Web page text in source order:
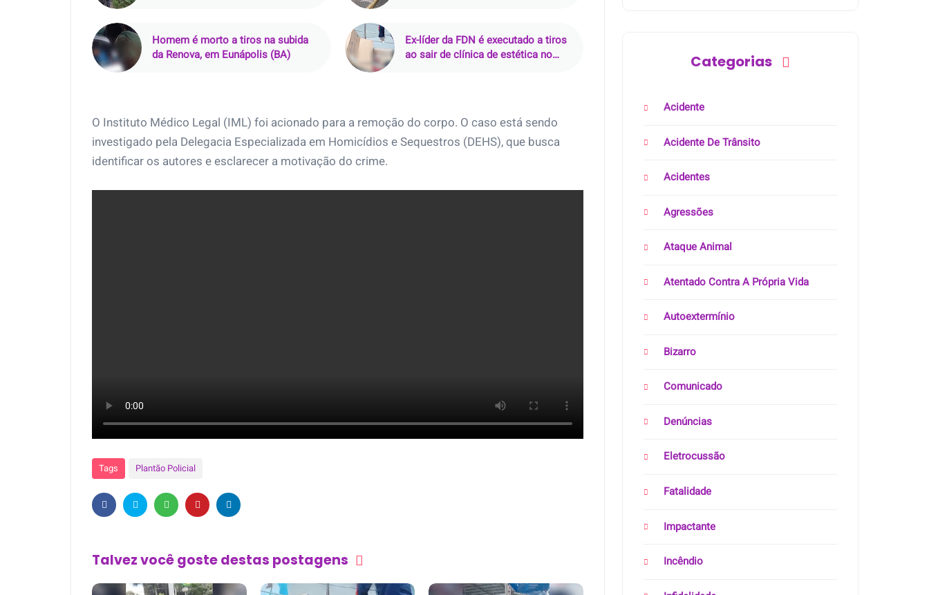
Homem é morto a tiros na subida
da Renova, em Eunápolis (BA)
Ex-líder da FDN é executado a tiros
ao sair de clínica de estética no
O Instituto Médico Legal (IML) foi acionado para a remoção do corpo. O caso está sendo
investigado pela Delegacia Especializada em Homicídios e Sequestros (DEHS), que busca
identificar os autores e esclarecer a motivação do crime.
Tags Plantão Policial
Talvez você goste destas postagens
Categorias
Acidente
Acidente De Trânsito
Acidentes
Agressões
Ataque Animal
Atentado Contra A Própria Vida
Autoextermínio
Bizarro
Comunicado
Denúncias
Eletrocussão
Fatalidade
Impactante
Incêndio